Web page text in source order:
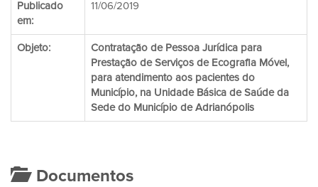
Publicado
em:
11/06/2019
Objeto:
Contratação de Pessoa Jurídica para
Prestação de Serviços de Ecografia Móvel,
para atendimento aos pacientes do
Município, na Unidade Básica de Saúde da
Sede do Município de Adrianópolis
Documentos